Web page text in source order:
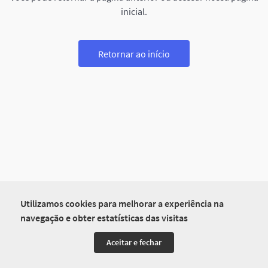
Utilizamos cookies para melhorar a experiência na
navegação e obter estatísticas das visitas
Aceitar e fechar
inicial.
Retornar ao início